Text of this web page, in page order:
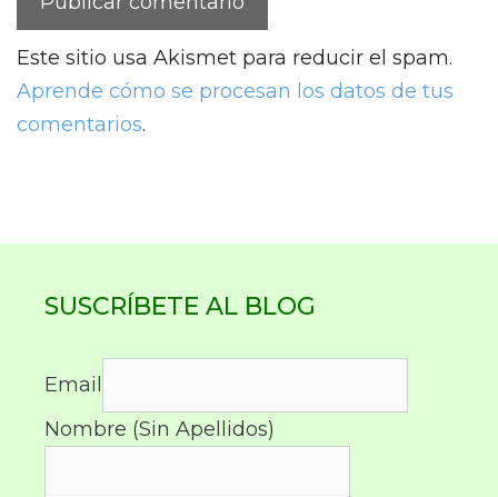
Este sitio usa Akismet para reducir el spam.
Aprende cómo se procesan los datos de tus
comentarios.
SUSCRÍBETE AL BLOG
Email
Nombre (Sin Apellidos)